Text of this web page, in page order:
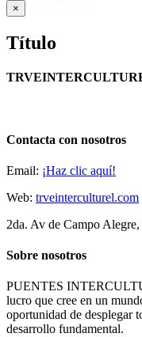
Close
product
view
×
Título
Contacta con nosotros
Email: ¡Haz clic aquí!
Web: trveinterculturel.com
2da. Av de Campo
Sobre nosotros
PUENTES
lucro que cree en un
oportunidad de desplegar
desarrollo fundamental.